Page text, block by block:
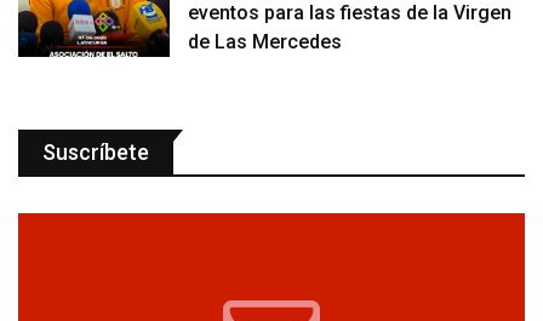
eventos para las fiestas de la Virgen
de Las Mercedes
Suscríbete